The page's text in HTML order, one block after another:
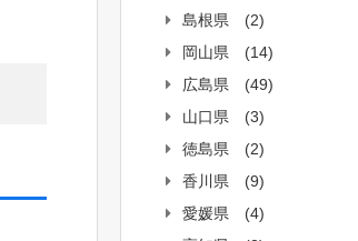
島根県
(2)
岡山県
(14)
広島県
(49)
山口県
(3)
徳島県
(2)
香川県
(9)
愛媛県
(4)